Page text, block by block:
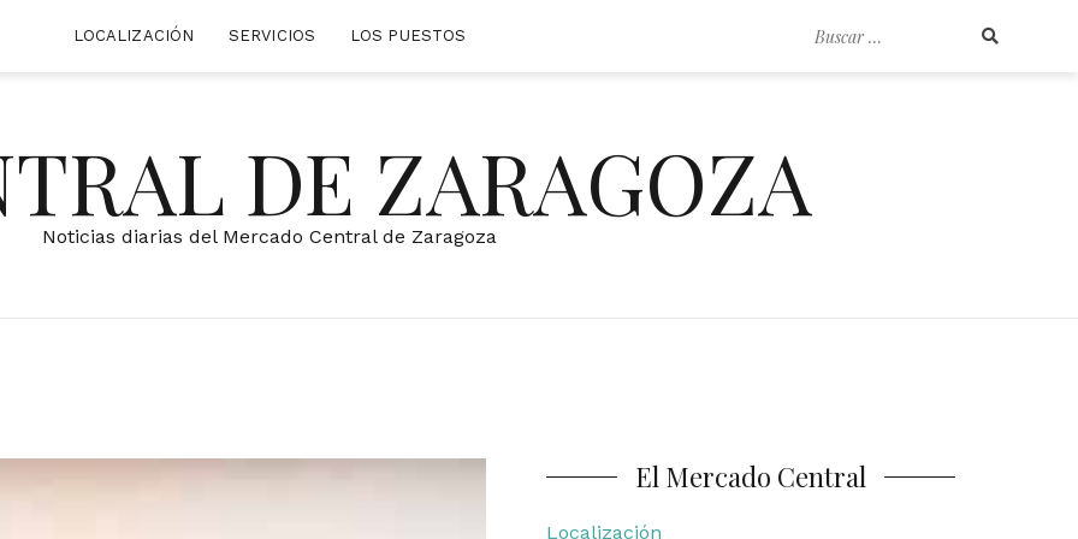
Buscar
LOCALIZACIÓN SERVICIOS LOS PUESTOS
DE ZARAGOZA
Noticias diarias del Mercado Central de Zaragoza
El Mercado Central
Localización